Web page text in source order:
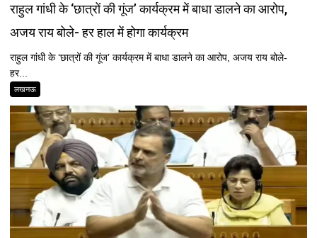
राहुल गांधी के ‘छात्रों की गूंज’ कार्यक्रम में बाधा डालने का आरोप,
अजय राय बोले- हर हाल में होगा कार्यक्रम
राहुल गांधी के ‘छात्रों की गूंज’ कार्यक्रम में बाधा डालने का आरोप, अजय राय बोले-
हर...
लखनऊ